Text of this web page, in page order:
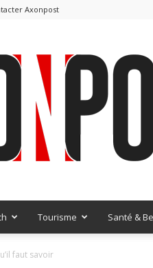
Axonpost
Tourisme Santé &
faut savoir